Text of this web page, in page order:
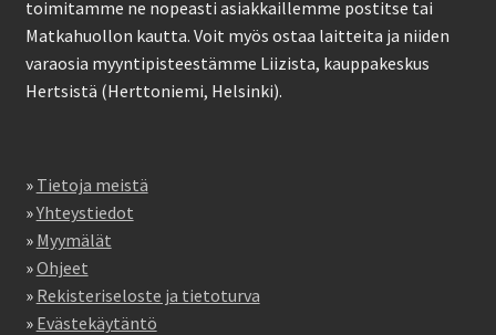
toimitamme ne nopeasti asiakkaillemme postitse tai
Matkahuollon kautta. Voit myös ostaa laitteita ja niiden
varaosia myyntipisteestämme Liizista, kauppakeskus
Hertsistä (Herttoniemi, Helsinki).
» Tietoja meistä
»Yhteystiedot
» Myymälät
»Ohjeet
» Rekisteriseloste ja tietoturva
» Evästekäytäntö